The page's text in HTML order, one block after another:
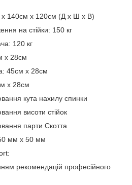
x 140см x 120см (Д x Ш x В)
на стійки: 150 кг
120 кг
x 28см
45см х 28см
x 28см
кута нахилу спинки
висоти стійок
парти Скотта
мм x 50 мм
рекомендацій професійного